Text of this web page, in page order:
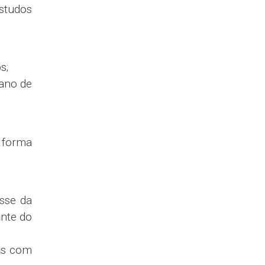
que
de
do
de